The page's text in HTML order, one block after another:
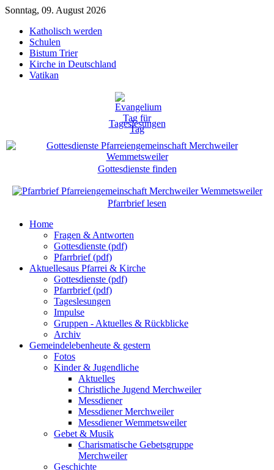
Sonntag, 09. August 2026
Katholisch werden
Schulen
Bistum Trier
Kirche in Deutschland
Vatikan
Tageslesungen
Gottesdienste finden
Pfarrbrief lesen
Home
Fragen & Antworten
Gottesdienste (pdf)
Pfarrbrief (pdf)
Aktuellesaus Pfarrei & Kirche
Gottesdienste (pdf)
Pfarrbrief (pdf)
Tageslesungen
Impulse
Gruppen - Aktuelles & Rückblicke
Archiv
Gemeindelebenheute & gestern
Fotos
Kinder & Jugendliche
Aktuelles
Christliche Jugend Merchweiler
Messdiener
Messdiener Merchweiler
Messdiener Wemmetsweiler
Gebet & Musik
Charismatische Gebetsgruppe
Merchweiler
Geschichte